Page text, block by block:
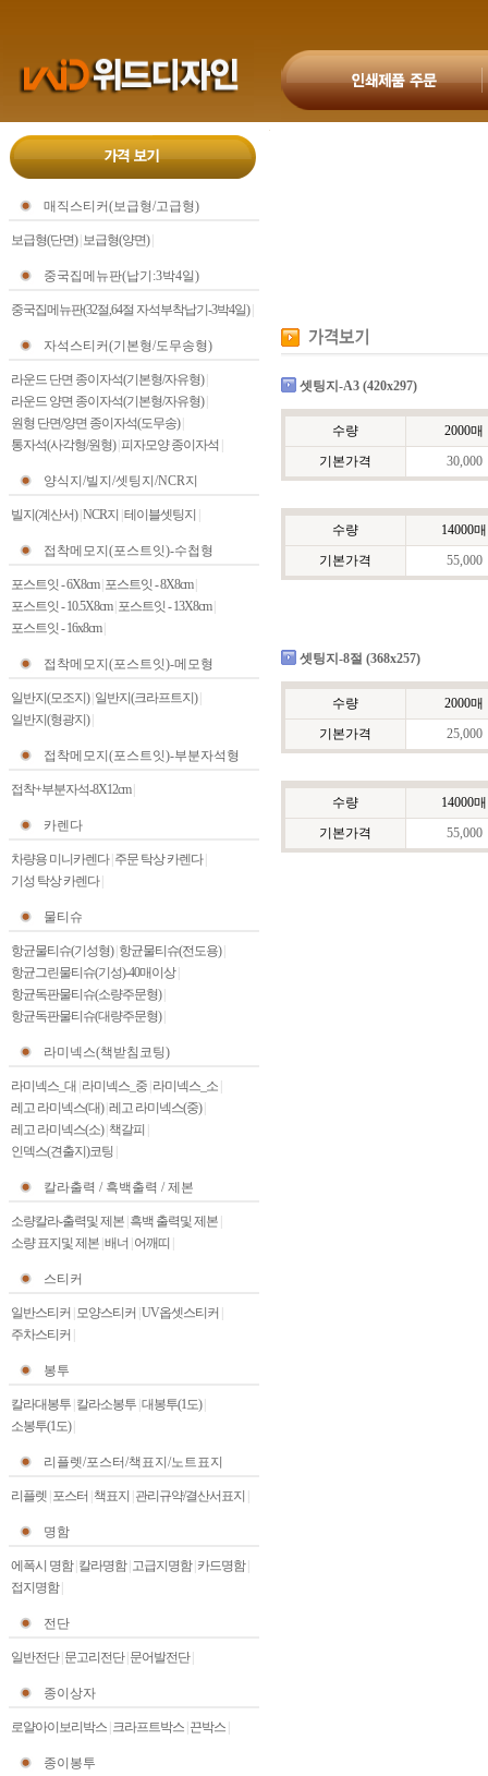
매직스티커(보급형/고급형)
보급형(단면)| 보급형(양면)|
중국집메뉴판(납기:3박4일)
중국집메뉴판(32절,64절 자석부착납기-3박4일)|
자석스티커(기본형/도무송형)
라운드 단면 종이자석(기본형/자유형)|
라운드 양면 종이자석(기본형/자유형)|
원형 단면/양면 종이자석(도무송)|
통자석(사각형/원형)| 피자모양 종이자석
양식지/빌지/셋팅지/NCR지
빌지(계산서)| NCR지 테이블셋팅지
접착메모지(포스트잇)-수첩형
포스트잇 - 6X8cm| 포스트잇 - 8X8cm|
포스트잇 - 10.5X8cm| 포스트잇 - 13X8cm|
포스트잇 - 16x8cm|
접착메모지(포스트잇)-메모형
일반지(모조지)| 일반지(크라프트지)|
일반지(형광지)|
접착메모지(포스트잇)-부분자석형
접착+부분자석-8X12cm|
카렌다
차량용 미니카렌다| 주문 탁상 카렌다|
기성 탁상 카렌다|
물티슈
항균물티슈(기성형)| 항균물티슈(전도용)|
항균그린물티슈(기성)-40매이상|
항균독판물티슈(소량주문형)|
항균독판물티슈(대량주문형)|
라미넥스(책받침코팅)
라미넥스_대 라미넥스_중 라미넥스_소
레고 라미넥스(대)| 레고 라미넥스(중)|
레고 라미넥스(소)| 책갈피
인덱스(견출지)코팅
칼라출력 / 흑백출력 / 제본
소량칼라-출력및 제본 흑백 출력및 제본
소량 표지및 제본 배너 어깨띠
스티커
일반스티커 모양스티커 UV옵셋스티커
주차스티커
봉투
칼라대봉투 칼라소봉투 대봉투(1도)|
소봉투(1도)|
리플렛/포스터/책표지/노트표지
리플렛 포스터 책표지 관리규약/결산서표지
명함
에폭시 명함| 칼라명함| 고급지명함| 카드명함|
접지명함|
전단
일반전단| 문고리전단| 문어발전단|
종이상자
로얄아이보리박스 크라프트박스 끈박스
종이봉투
셋팅지-A3 (420x297)
수량
2000매
기본가격
30,000
수량
14000매
기본가격
55,000
셋팅지-8절 (368x257)
수량
2000매
기본가격
25,000
수량
14000매
기본가격
55,000